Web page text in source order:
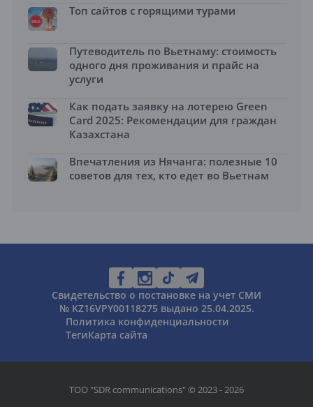
Топ сайтов с горящими турами
Путеводитель по Вьетнаму: стоимость
одного дня проживания и прайс на
услуги
Как подать заявку на лотерею Green
Card 2025: Рекомендации для граждан
Казахстана
Впечатления из Нячанга: полезные 10
советов для тех, кто едет во Вьетнам
Свидетельство о постановке на учет СМИ
№ KZ16VPY00118275 выдано 25.04.2025.
Политика конфиденциальности
ТегиКарта сайта
ТОО "SDR communications" © 2023 - 2026